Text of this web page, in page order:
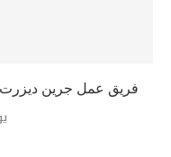
فريق عمل جرين ديزرت